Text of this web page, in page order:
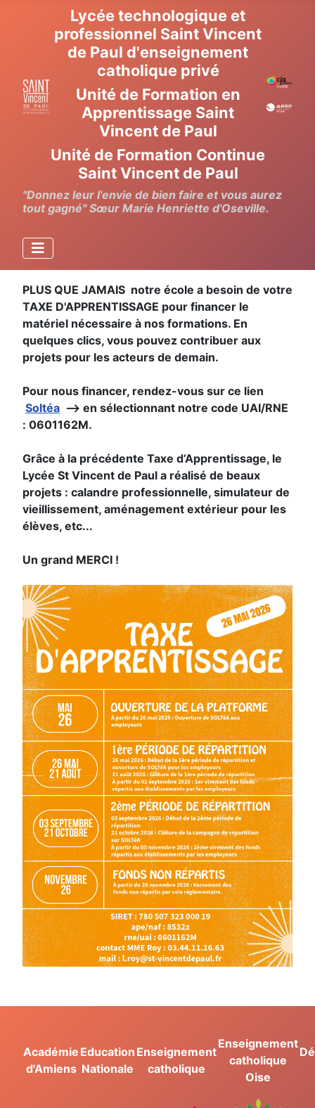
Lycée technologique et
professionnel Saint Vincent
de Paul d'enseignement
catholique privé
Unité de Formation en
Apprentissage Saint
Vincent de Paul
Unité de Formation Continue
Saint Vincent de Paul
"Donnez leur l'envie de bien faire et vous aurez
tout gagné" Sœur Marie Henriette d'Oseville.
PLUS QUE JAMAIS notre école a besoin de votre
TAXE D'APPRENTISSAGE pour financer le
matériel nécessaire à nos formations. En
quelques clics, vous pouvez contribuer aux
projets pour les acteurs de demain.
Pour nous financer, rendez-vous sur ce lien
Soltéa –> en sélectionnant notre code UAI/RNE
: 0601162M.
Grâce à la précédente Taxe d’Apprentissage, le
Lycée St Vincent de Paul a réalisé de beaux
projets : calandre professionnelle, simulateur de
vieillissement, aménagement extérieur pour les
élèves, etc...
Un grand MERCI !
Académie
d'Amiens
Education
Nationale
Enseignement
catholique
Enseignement
catholique
Oise